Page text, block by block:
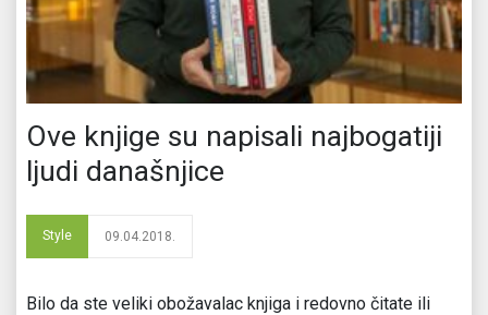
Ove knjige su napisali najbogatiji
ljudi današnjice
Style 09.04.2018.
Bilo da ste veliki obožavalac knjiga i redovno čitate ili